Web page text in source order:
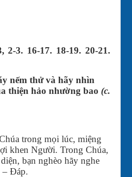
3. 16-17. 18-19. 20-21.
nếm thử và hãy nhìn
thiện hảo nhường bao (c.
trong mọi lúc, miệng
khen Người. Trong Chúa,
bạn nghèo hãy nghe
– Đáp.